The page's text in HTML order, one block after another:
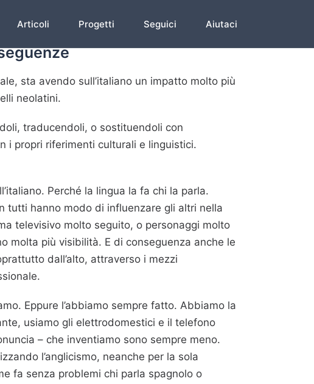
Articoli Progetti Seguici Aiutaci
sta avendo sull’italiano un impatto molto più
neolatini.
traducendoli, o sostituendoli con
i propri riferimenti culturali e linguistici.
Perché la lingua la fa chi la parla.
tutti hanno modo di influenzare gli altri nella
televisivo molto seguito, o personaggi molto
molta più visibilità. E di conseguenza anche le
dall’alto, attraverso i mezzi
Eppure l’abbiamo sempre fatto. Abbiamo la
usiamo gli elettrodomestici e il telefono
– che inventiamo sono sempre meno.
l’anglicismo, neanche per la sola
fa senza problemi chi parla spagnolo o